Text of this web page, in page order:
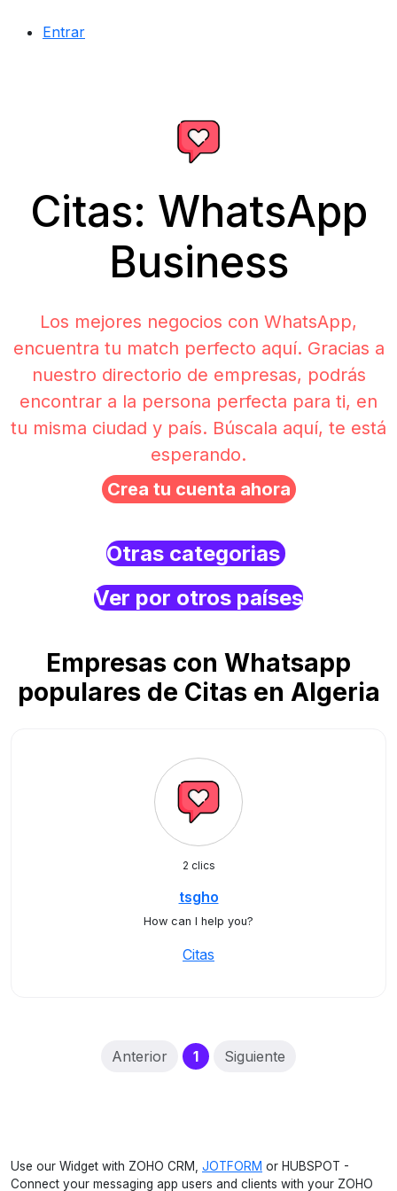
Entrar
Citas: WhatsApp
Business
Los mejores negocios con WhatsApp,
encuentra tu match perfecto aquí. Gracias a
nuestro directorio de empresas, podrás
encontrar a la persona perfecta para ti, en
tu misma ciudad y país. Búscala aquí, te está
esperando.
Crea tu cuenta ahora
Otras categorias
Ver por otros países
Empresas con Whatsapp
populares de Citas en Algeria
2 clics
tsgho
How can I help you?
Citas
Anterior 1(current)
Siguiente
Use our Widget with ZOHO CRM, JOTFORM or HUBSPOT -
Connect your messaging app users and clients with your ZOHO